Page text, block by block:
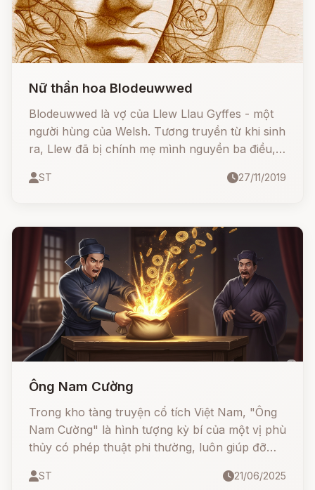
Nữ thần hoa Blodeuwwed
Blodeuwwed là vợ của Llew Llau Gyffes - một
người hùng của Welsh. Tương truyền từ khi sinh
ra, Llew đã bị chính mẹ mình nguyền ba điều,
nào làm vợ.
ST 27/11/2019
Ông Nam Cường
Trong kho tàng truyện cổ tích Việt Nam, "Ông
Nam Cường" là hình tượng kỳ bí của một vị phù
thủy có phép thuật phi thường, luôn giúp đỡ
xuất quỷ nhập thần, ông khiến quan lại triều
ST 21/06/2025